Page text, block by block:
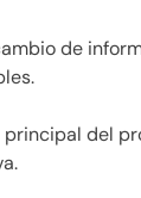
de
principal del